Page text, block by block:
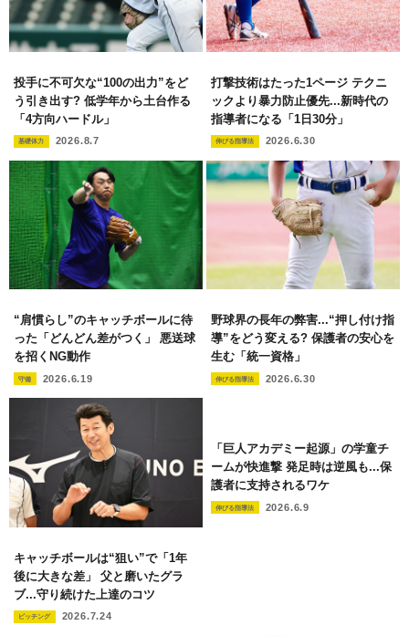
投手に不可欠な“100の出力”をど
う引き出す? 低学年から土台作る
「4方向ハードル」
基礎体力 2026.8.7
打撃技術はたった1ページ テクニ
ックより暴力防止優先...新時代の
指導者になる「1日30分」
伸びる指導法 2026.6.30
“肩慣らし”のキャッチボールに待
った「どんどん差がつく」 悪送球
を招くNG動作
守備 2026.6.19
野球界の長年の弊害...“押し付け指
導”をどう変える? 保護者の安心を
生む「統一資格」
伸びる指導法 2026.6.30
キャッチボールは“狙い”で「1年
後に大きな差」 父と磨いたグラ
ブ...守り続けた上達のコツ
ピッチング 2026.7.24
「巨人アカデミー起源」の学童チ
ームが快進撃 発足時は逆風も...保
護者に支持されるワケ
伸びる指導法 2026.6.9